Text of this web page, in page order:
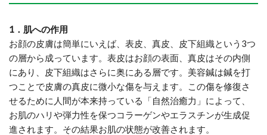
1．肌への作用
お顔の皮膚は簡単にいえば、表皮、真皮、皮下組織という3つ
の層から成っています。表皮はお顔の表面、真皮はその内側
にあり、皮下組織はさらに奥にある層です。美容鍼は鍼を打
つことで皮膚の真皮に微小な傷を与えます。この傷を修復さ
せるために人間が本来持っている「自然治癒力」によって、
お肌のハリや弾力性を保つコラーゲンやエラスチンが生成促
進されます。その結果お肌の状態が改善されます。